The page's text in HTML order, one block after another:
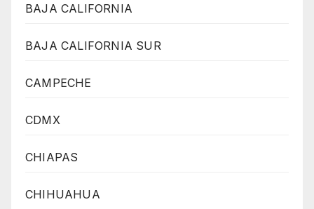
BAJA CALIFORNIA
BAJA CALIFORNIA SUR
CAMPECHE
CDMX
CHIAPAS
CHIHUAHUA